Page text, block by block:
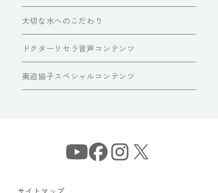
大切な水へのこだわり
ドクターリセラ音声コンテンツ
奥迫協子スペシャルコンテンツ
サイトマップ